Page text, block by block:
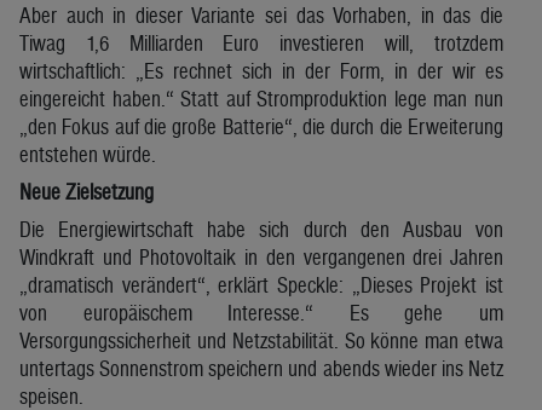
Aber auch in dieser Variante sei das Vorhaben, in das die
Tiwag 1,6 Milliarden Euro investieren will, trotzdem
wirtschaftlich: „Es rechnet sich in der Form, in der wir es
eingereicht haben.“ Statt auf Stromproduktion lege man nun
„den Fokus auf die große Batterie“, die durch die Erweiterung
entstehen würde.
Neue Zielsetzung
Die Energiewirtschaft habe sich durch den Ausbau von
Windkraft und Photovoltaik in den vergangenen drei Jahren
„dramatisch verändert“, erklärt Speckle: „Dieses Projekt ist
von europäischem Interesse.“ Es gehe um
Versorgungssicherheit und Netzstabilität. So könne man etwa
untertags Sonnenstrom speichern und abends wieder ins Netz
speisen.